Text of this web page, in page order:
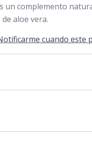
un complemento
aloe vera.
cuando este